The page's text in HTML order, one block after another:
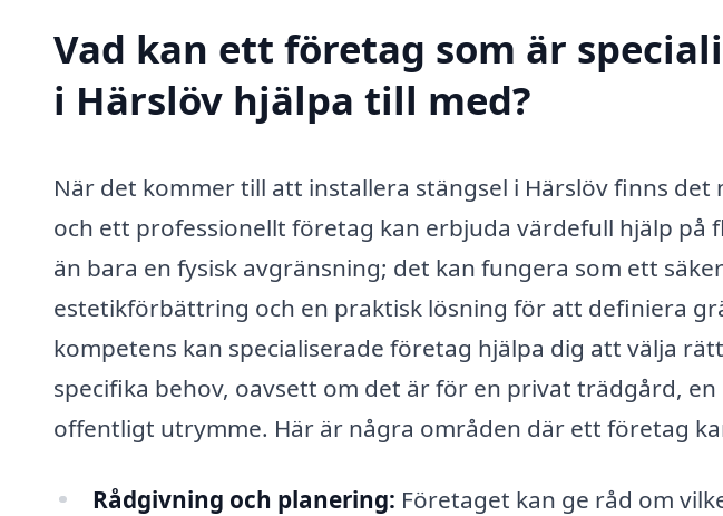
Vad kan ett företag som är
i Härslöv hjälpa till med?
När det kommer till att installera stängsel i Härslöv finns det
och ett professionellt företag kan erbjuda värdefull hjälp på
än bara en fysisk avgränsning; det kan fungera som ett
estetikförbättring och en praktisk lösning för att definiera
kompetens kan specialiserade företag hjälpa dig att välja
specifika behov, oavsett om det är för en privat trädgård,
offentligt utrymme. Här är några områden där ett företag
Rådgivning och planering: Företaget kan ge råd om